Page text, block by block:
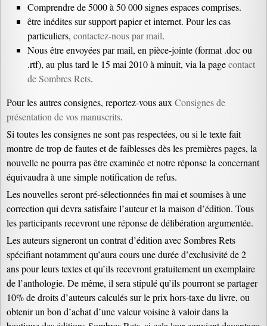
Comprendre de 5000 à 50 000 signes espaces comprises.
être inédites sur support papier et internet. Pour les cas
particuliers, contactez-nous par mail.
Nous être envoyées par mail, en pièce-jointe (format .doc ou
.rtf), au plus tard le 15 mai 2010 à minuit, via la pagecontact
de Sombres Rets.
Pour les autres consignes, reportez-vous aux Consignes de
présentation de vos manuscrits.
Si toutes les consignes ne sont pas respectées, ou si le texte fait
montre de trop de fautes et de faiblesses dès les premières pages, la
nouvelle ne pourra pas être examinée et notre réponse la concernant
équivaudra à une simple notification de refus.
Les nouvelles seront pré-sélectionnées fin mai et soumises à une
correction qui devra satisfaire l’auteur et la maison d’édition. Tous
les participants recevront une réponse de délibération argumentée.
Les auteurs signeront un contrat d’édition avec Sombres Rets
spécifiant notamment qu’aura cours une durée d’exclusivité de 2
ans pour leurs textes et qu’ils recevront gratuitement un exemplaire
de l’anthologie. De même, il sera stipulé qu’ils pourront se partager
10% de droits d’auteurs calculés sur le prix hors-taxe du livre, ou
obtenir un bon d’achat d’une valeur voisine à valoir dans la